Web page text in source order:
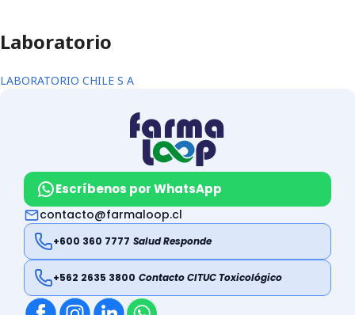
Laboratorio
LABORATORIO CHILE S A
Escríbenos por WhatsApp
contacto@farmaloop.cl
+600 360 7777 Salud Responde
+562 2635 3800 Contacto CITUC Toxicológico